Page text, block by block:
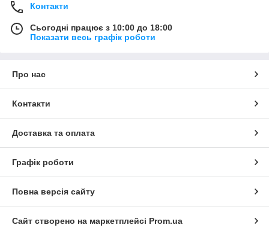
Контакти
Сьогодні працює з 10:00 до 18:00
Показати весь графік роботи
Про нас
Контакти
Доставка та оплата
Графік роботи
Повна версія сайту
Сайт створено на маркетплейсі Prom.ua